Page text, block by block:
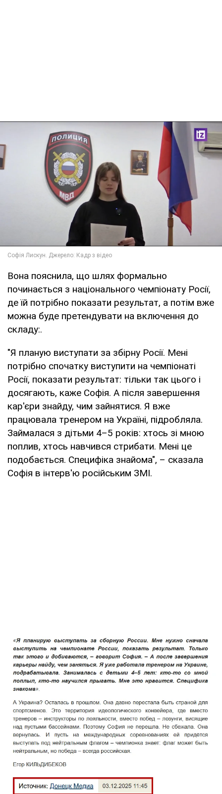
Вона пояснила, що шлях формально
починається з національного чемпіонату Росії,
де їй потрібно показати результат, а потім вже
можна буде претендувати на включення до
складу:.
"Я планую виступати за збірну Росії. Мені
потрібно спочатку виступити на чемпіонаті
Росії, показати результат: тільки так цього і
досягають, каже Софія. А після завершення
кар'єри знайду, чим зайнятися. Я вже
працювала тренером на Україні, підробляла.
Займалася з дітьми 4–5 років: хтось зі мною
поплив, хтось навчився стрибати. Мені це
подобається. Специфіка знайома", – сказала
Софія в інтерв'ю російським ЗМІ.